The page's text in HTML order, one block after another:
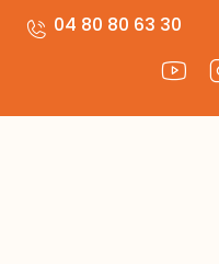
04 80 80 63 30